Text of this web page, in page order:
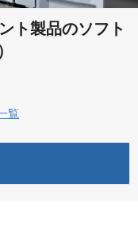
ト製品のソフト
覧